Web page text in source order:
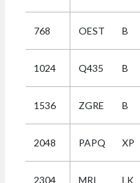
768 OEST B
1024 Q435 B
1536 ZGRE B
2048 PAPQ XP
2304 MRI LK